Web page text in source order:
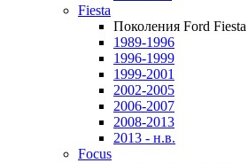
Fiesta
Поколения Ford Fiesta
1989-1996
1996-1999
1999-2001
2002-2005
2006-2007
2008-2013
2013 - н.в.
Focus